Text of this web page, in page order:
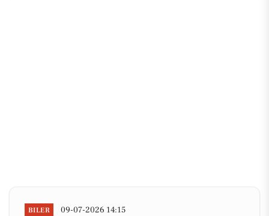
BILER 09-07-2026 14:15